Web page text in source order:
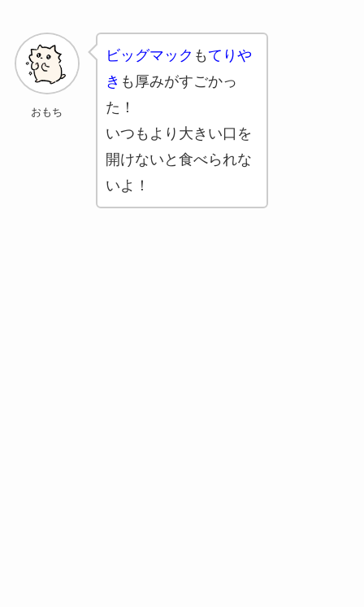
おもち
ビッグマック も てりや
き も厚みがすごかっ
た！
いつもより大きい口を
開けないと食べられな
いよ！